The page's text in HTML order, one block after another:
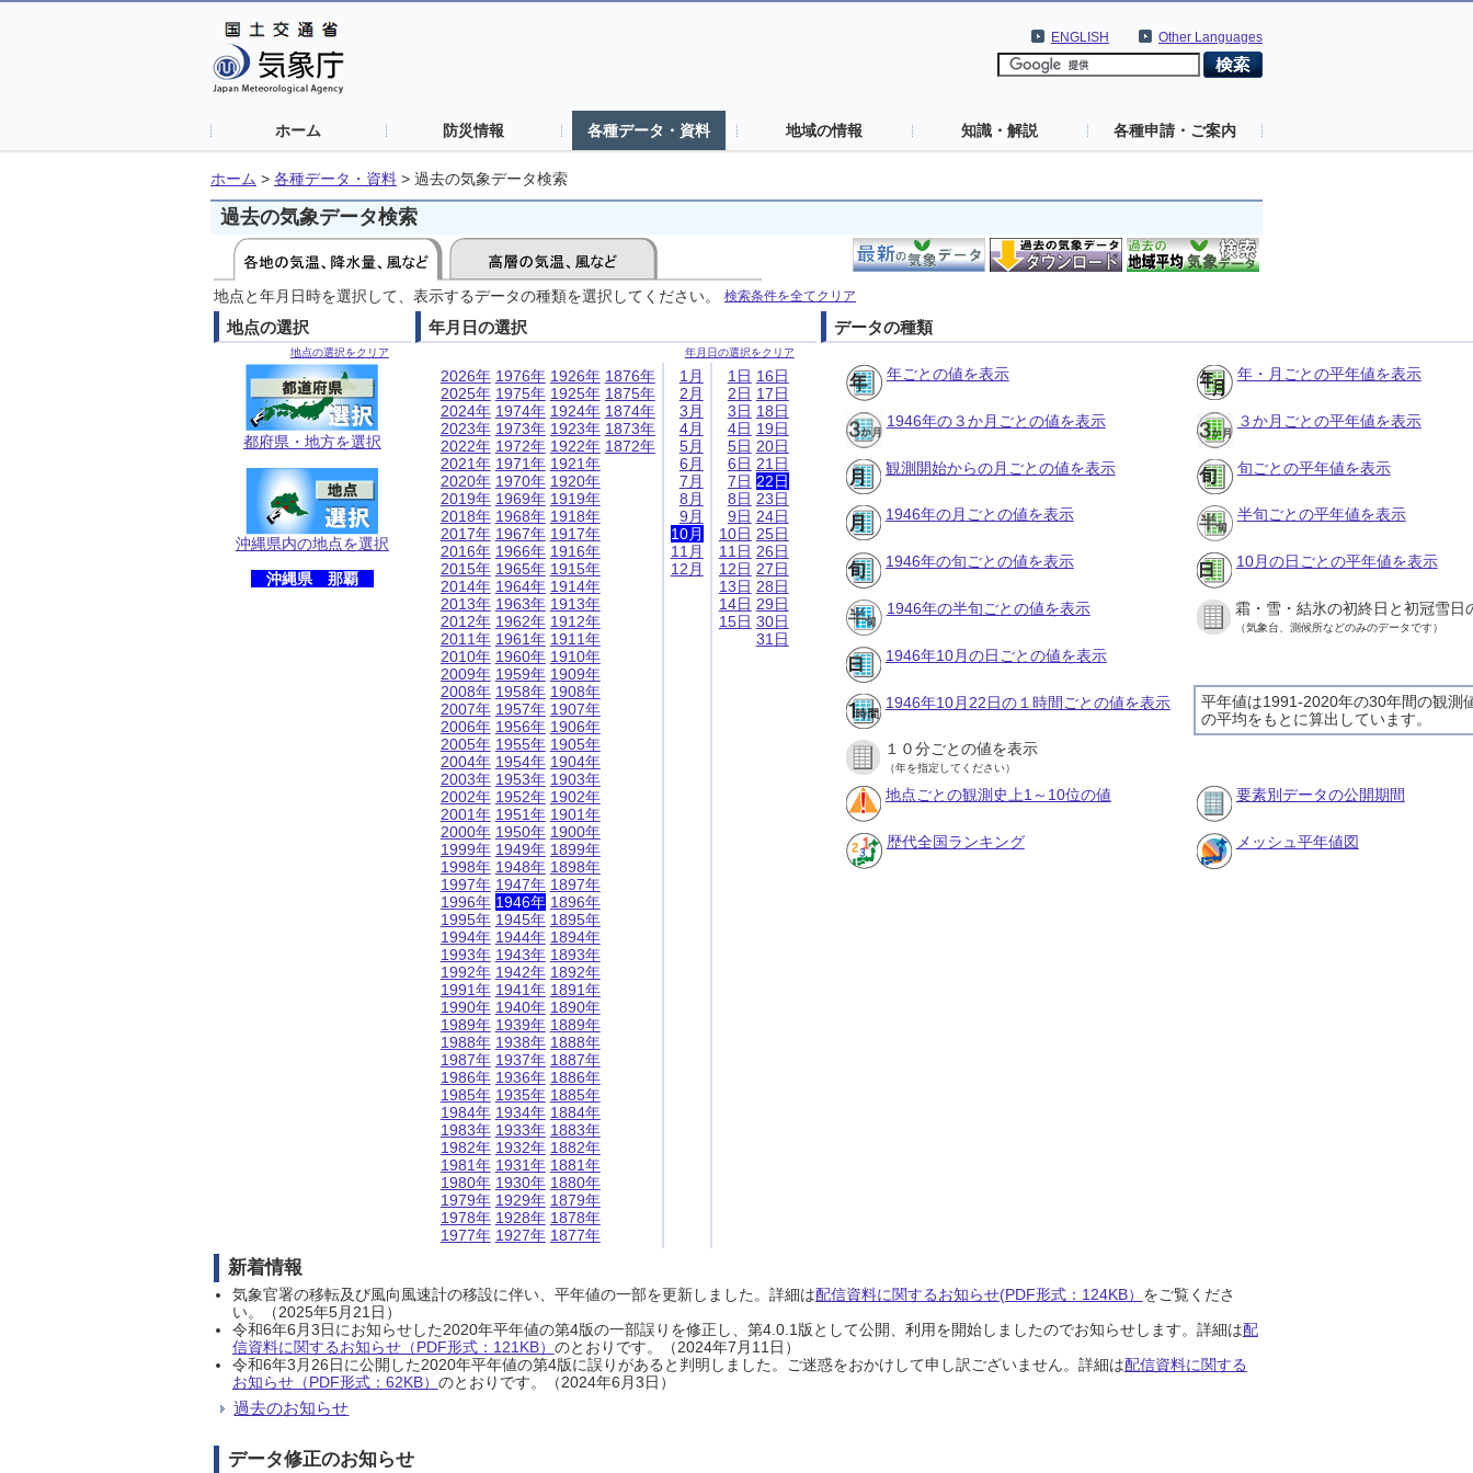
Other Languages
ENGLISH
ホーム 防災情報 各種データ・資料 地域の情報 知識・解説 各種申請・ご案内
ホーム > 各種データ・資料 > 過去の気象データ検索
過去の気象データ検索
地点と年月日時を選択して、表示するデータの種類を選択してください。 検索条件を全てクリア
地点の選択
地点の選択をクリア
都府県・地方を選択
沖縄県内の地点を選択
沖縄県 那覇
年月日の選択
年月日の選択をクリア
2026年
2025年
2024年
2023年
2022年
2021年
2020年
2019年
2018年
2017年
2016年
2015年
2014年
2013年
2012年
2011年
2010年
2009年
2008年
2007年
2006年
2005年
2004年
2003年
2002年
2001年
2000年
1999年
1998年
1997年
1996年
1995年
1994年
1993年
1992年
1991年
1990年
1989年
1988年
1987年
1986年
1985年
1984年
1983年
1982年
1981年
1980年
1979年
1978年
1977年
1976年
1975年
1974年
1973年
1972年
1971年
1970年
1969年
1968年
1967年
1966年
1965年
1964年
1963年
1962年
1961年
1960年
1959年
1958年
1957年
1956年
1955年
1954年
1953年
1952年
1951年
1950年
1949年
1948年
1947年
1946年
1945年
1944年
1943年
1942年
1941年
1940年
1939年
1938年
1937年
1936年
1935年
1934年
1933年
1932年
1931年
1930年
1929年
1928年
1927年
1926年
1925年
1924年
1923年
1922年
1921年
1920年
1919年
1918年
1917年
1916年
1915年
1914年
1913年
1912年
1911年
1910年
1909年
1908年
1907年
1906年
1905年
1904年
1903年
1902年
1901年
1900年
1899年
1898年
1897年
1896年
1895年
1894年
1893年
1892年
1891年
1890年
1889年
1888年
1887年
1886年
1885年
1884年
1883年
1882年
1881年
1880年
1879年
1878年
1877年
1876年
1875年
1874年
1873年
1872年
1月
2月
3月
4月
5月
6月
7月
8月
9月
10月
11月
12月
1日
2日
3日
4日
5日
6日
7日
8日
9日
10日
11日
12日
13日
14日
15日
16日
17日
18日
19日
20日
21日
22日
23日
24日
25日
26日
27日
28日
29日
30日
31日
データの種類
年ごとの値を表示 年・月ごとの平年値を表示
1946年の３か月ごとの値を表示 ３か月ごとの平年値を表示
観測開始からの月ごとの値を表示 旬ごとの平年値を表示
1946年の月ごとの値を表示 半旬ごとの平年値を表示
1946年の旬ごとの値を表示 10月の日ごとの平年値を表示
1946年の半旬ごとの値を表示 霜・雪・結氷の初終日と初冠雪日
（気象台、測候所などのみのデータです）
1946年10月の日ごとの値を表示
平年値は1991-2020年の30年間の観測
の平均をもとに算出しています。
1946年10月22日の１時間ごとの値を表示
１０分ごとの値を表示
（年を指定してください）
地点ごとの観測史上1～10位の値 要素別データの公開期間
歴代全国ランキング メッシュ平年値図
新着情報
気象官署の移転及び風向風速計の移設に伴い、平年値の一部を更新しました。詳細は配信資料に関するお知らせ(PDF形式：124KB） をご覧くださ
い。（2025年5月21日）
令和6年6月3日にお知らせした2020年平年値の第4版の一部誤りを修正し、第4.0.1版として公開、利用を開始しましたのでお知らせします。詳細は配
信資料に関するお知らせ（PDF形式：121KB） のとおりです。（2024年7月11日）
令和6年3月26日に公開した2020年平年値の第4版に誤りがあると判明しました。ご迷惑をおかけして申し訳ございません。詳細は配信資料に関する
お知らせ（PDF形式：62KB） のとおりです。（2024年6月3日）
過去のお知らせ
データ修正のお知らせ